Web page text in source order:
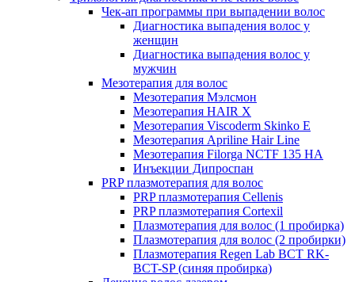
Чек-ап программы при выпадении волос
Диагностика выпадения волос у
женщин
Диагностика выпадения волос у
мужчин
Мезотерапия для волос
Мезотерапия Мэлсмон
Мезотерапия HAIR X
Мезотерапия Viscoderm Skinko E
Мезотерапия Apriline Hair Line
Мезотерапия Filorga NCTF 135 HA
Инъекции Дипроспан
PRP плазмотерапия для волос
PRP плазмотерапия Cellenis
PRP плазмотерапия Cortexil
Плазмотерапия для волос (1 пробирка)
Плазмотерапия для волос (2 пробирки)
Плазмотерапия Regen Lab BCT RK-
BCT-SP (синяя пробирка)